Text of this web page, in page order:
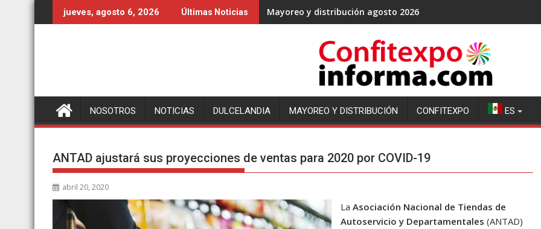
al
jueves, agosto 6, 2026 Últimas Noticias Mayoreo y distribución agosto 2026
NOSOTROS NOTICIAS DULCELANDIA MAYOREO Y DISTRIBUCIÓN CONFITEXPO ES
ANTAD ajustará sus proyecciones de ventas para 2020 por COVID-19
abril 20, 2020
LaAsociación Nacional de Tiendas de
Autoservicio y Departamentales (ANTAD)